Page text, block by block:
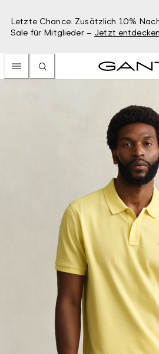
Letzte Chance: Zusätzlich 10%
Sale für Mitglieder – Jetzt entdecken